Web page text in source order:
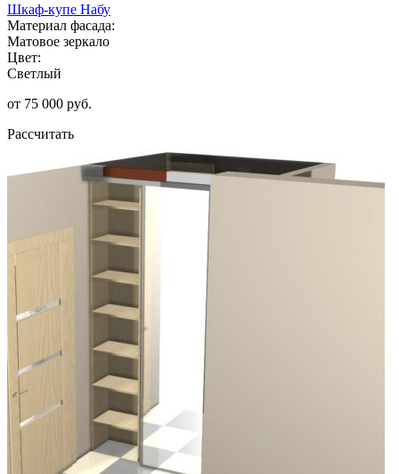
Шкаф-купе Набу
Материал фасада:
Матовое зеркало
Цвет:
Светлый
от 75 000 руб.
Рассчитать